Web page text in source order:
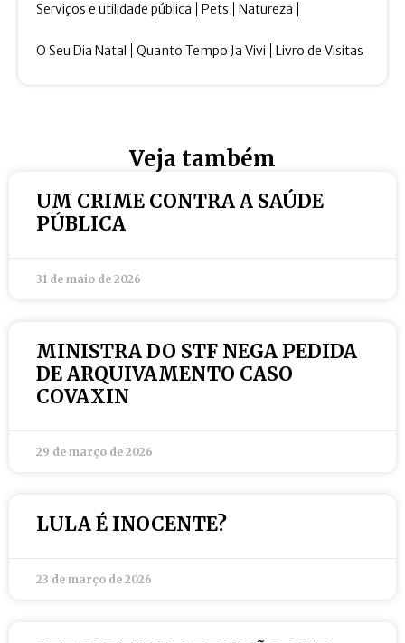
Serviços e utilidade pública Pets Natureza
O Seu Dia Natal Quanto Tempo Ja Vivi Livro de Visitas
Veja também
UM CRIME CONTRA A SAÚDE
PÚBLICA
31 de maio de 2026
MINISTRA DO STF NEGA PEDIDA
DE ARQUIVAMENTO CASO
COVAXIN
29 de março de 2026
LULA É INOCENTE?
23 de março de 2026